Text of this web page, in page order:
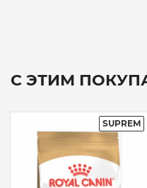
С ЭТИМ